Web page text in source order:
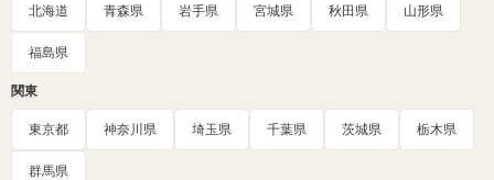
北海道 青森県 岩手県 宮城県 秋田県 山形県
福島県
関東
東京都 神奈川県 埼玉県 千葉県 茨城県 栃木県
群馬県